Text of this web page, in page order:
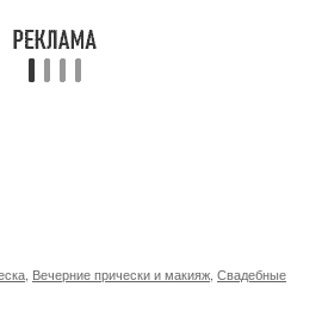
, Вечерние прически и макияж, Свадебные